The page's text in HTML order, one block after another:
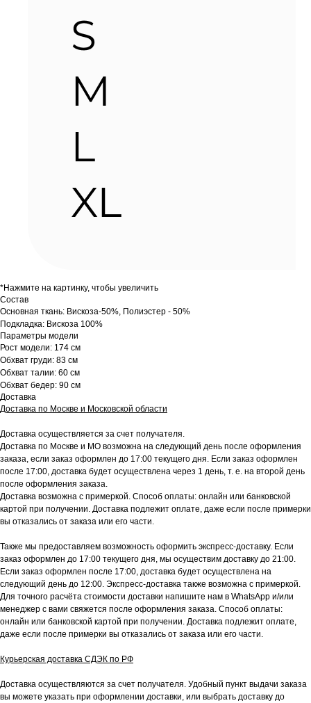
*Нажмите на картинку, чтобы увеличить
Состав
Основная ткань: Вискоза-50%, Полиэстер - 50%
Подкладка: Вискоза 100%
Параметры модели
Рост модели: 174 см
Обхват груди: 83 см
Обхват талии: 60 см
Обхват бедер: 90 см
Доставка
Доставка по Москве и Московской области
Доставка осуществляется за счет получателя.
Доставка по Москве и МО возможна на следующий день после оформления
заказа, если заказ оформлен до 17:00 текущего дня. Если заказ оформлен
после 17:00, доставка будет осуществлена через 1 день, т. е. на второй день
после оформления заказа.
Доставка возможна с примеркой. Способ оплаты: онлайн или банковской
картой при получении. Доставка подлежит оплате, даже если после примерки
вы отказались от заказа или его части.
Также мы предоставляем возможность оформить экспресс-доставку. Если
заказ оформлен до 17:00 текущего дня, мы осуществим доставку до 21:00.
Если заказ оформлен после 17:00, доставка будет осуществлена на
следующий день до 12:00. Экспресс-доставка также возможна с примеркой.
Для точного расчёта стоимости доставки напишите нам в WhatsApp и/или
менеджер с вами свяжется после оформления заказа. Способ оплаты:
онлайн или банковской картой при получении. Доставка подлежит оплате,
даже если после примерки вы отказались от заказа или его части.
Курьерская доставка СДЭК по РФ
Доставка осуществляются за счет получателя. Удобный пункт выдачи заказа
вы можете указать при оформлении доставки, или выбрать доставку до